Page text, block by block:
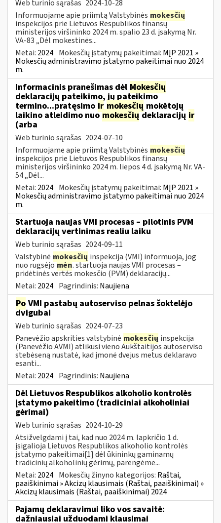
Web turinio sąrašas 2024-10-28
Informuojame apie priimtą Valstybinės mokesčių
inspekcijos prie Lietuvos Respublikos finansų
ministerijos viršininko 2024 m. spalio 23 d. įsakymą Nr.
VA-83 „Dėl mokestinės...
Metai: 2024 Mokesčių įstatymų pakeitimai: MĮP 2021 »
Mokesčių administravimo įstatymo pakeitimai nuo 2024
m.
Informacinis pranešimas dėl Mokesčių
deklaracijų pateikimo, jų pateikimo
termino...pratęsimo ir mokesčių mokėtojų
laikino atleidimo nuomokesčiųdeklaracijų ir
(arba
Web turinio sąrašas 2024-07-10
Informuojame apie priimtą Valstybinės mokesčių
inspekcijos prie Lietuvos Respublikos finansų
ministerijos viršininko 2024 m. liepos 4 d. įsakymą Nr. VA-
54 „Dėl...
Metai: 2024 Mokesčių įstatymų pakeitimai: MĮP 2021 »
Mokesčių administravimo įstatymo pakeitimai nuo 2024
m.
Startuoja naujas VMI procesas – pilotinis PVM
deklaracijų vertinimas realiu laiku
Web turinio sąrašas 2024-09-11
Valstybinė mokesčių inspekcija (VMI) informuoja, jog
nuo rugsėjomėn. startuoja naujas VMI procesas –
pridėtinės vertės mokesčio (PVM) deklaracijų...
Metai: 2024 Pagrindinis: Naujiena
Po VMI pastabų autoserviso pelnas šoktelėjo
dvigubai
Web turinio sąrašas 2024-07-23
Panevėžio apskrities valstybinė mokesčių inspekcija
(Panevėžio AVMI) atlikusi vieno Aukštaitijos autoserviso
stebėseną nustatė, kad įmonė dvejus metus deklaravo
esanti...
Metai: 2024 Pagrindinis: Naujiena
Dėl Lietuvos Respublikos alkoholio kontrolės
įstatymo pakeitimo (tradiciniai alkoholiniai
gėrimai)
Web turinio sąrašas 2024-10-29
Atsižvelgdami į tai, kad nuo 2024 m. lapkričio 1 d.
įsigalioja Lietuvos Respublikos alkoholio kontrolės
įstatymo pakeitimai[1] dėl ūkininkų gaminamų
tradicinių alkoholinių gėrimų, parengėme...
Metai: 2024 Mokesčių žinyno kategorijos: Raštai,
paaiškinimai » Akcizų klausimais (Raštai, paaiškinimai) »
Akcizų klausimais (Raštai, paaiškinimai) 2024
Pajamų deklaravimui liko vos savaitė:
dažniausiai užduodami klausimai